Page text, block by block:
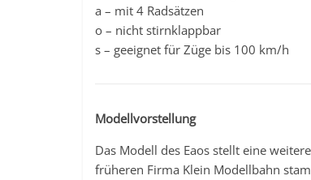
a – mit 4 Radsätzen
o – nicht stirnklappbar
s – geeignet für Züge bis 100 km/h
Modellvorstellung
Das Modell des Eaos stellt eine
früheren Firma Klein Modellbahn